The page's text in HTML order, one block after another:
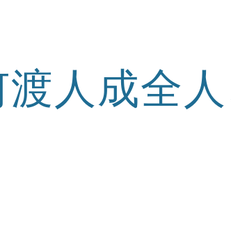
人成全